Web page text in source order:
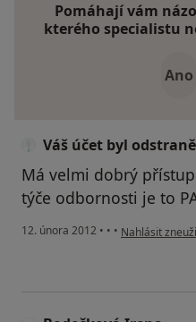
Pomáhají vám
kterého specialistu
Ano
Váš účet byl
Má velmi dobrý
týče odbornosti je to
12. února 2012 • • • podle názoru
Nahlásit